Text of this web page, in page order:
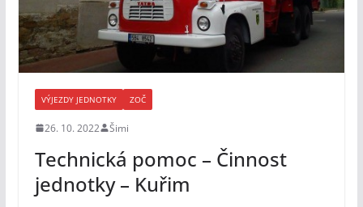
VÝJEZDY JEDNOTKY ZOČ
26. 10. 2022 Šimi
Technická pomoc – Činnost
jednotky – Kuřim